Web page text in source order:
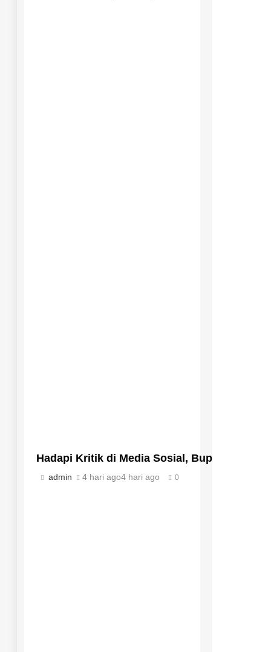
Hadapi Kritik di Media Sosial, Bupati Buru
admin 4 hari ago4 hari ago 0